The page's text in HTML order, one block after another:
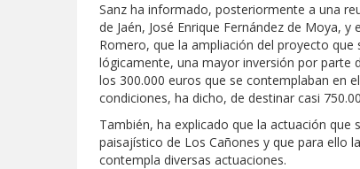
Sanz ha informado, posteriormente a una
de Jaén, José Enrique Fernández de Moya,
Romero, que la ampliación del proyecto
lógicamente, una mayor inversión por parte
los 300.000 euros que se contemplaban en
condiciones, ha dicho, de destinar casi
También, ha explicado que la actuación
paisajístico de Los Cañones y que para ello
contempla diversas actuaciones.